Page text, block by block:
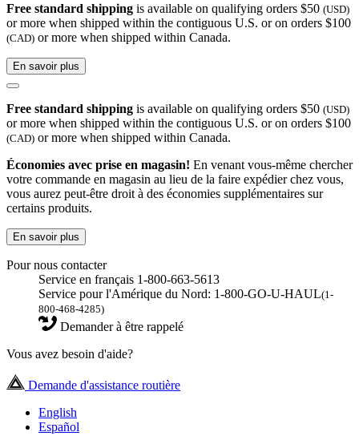
Free standard shipping is available on qualifying orders $50 (USD)
or more when shipped within the contiguous U.S. or on orders $100
(CAD) or more when shipped within Canada.
En savoir plus
Free standard shipping is available on qualifying orders $50 (USD)
or more when shipped within the contiguous U.S. or on orders $100
(CAD) or more when shipped within Canada.
Économies avec prise en magasin! En venant vous-même chercher
votre commande en magasin au lieu de la faire expédier chez vous,
vous aurez peut-être droit à des économies supplémentaires sur
certains produits.
En savoir plus
Pour nous contacter
Service en français 1-800-663-5613
Service pour l'Amérique du Nord: 1-800-GO-U-HAUL(1-
800-468-4285)
Demander à être rappelé
Vous avez besoin d'aide?
Demande d'assistance routière
English
Español